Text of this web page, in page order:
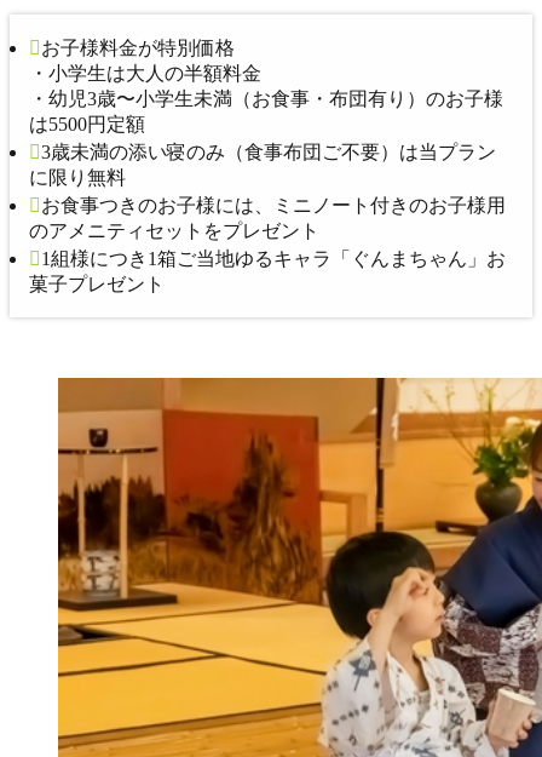
お子様料金が特別価格
・小学生は大人の半額料金
・幼児3歳〜小学生未満（お食事・布団有り）のお子様
は5500円定額
3歳未満の添い寝のみ（食事布団ご不要）は当プラン
に限り無料
お食事つきのお子様には、ミニノート付きのお子様用
のアメニティセットをプレゼント
1組様につき1箱ご当地ゆるキャラ「ぐんまちゃん」お
菓子プレゼント